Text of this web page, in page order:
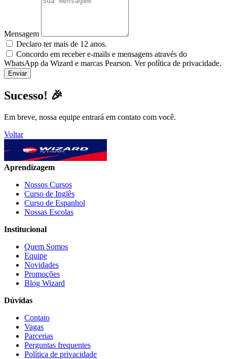
Mensagem
Declaro ter mais de 12 anos.
Concordo em receber e-mails e mensagens através do
WhatsApp da Wizard e marcas Pearson. Ver política de privacidade.
Sucesso! 🎉
Em breve, nossa equipe entrará em contato com você.
Voltar
Aprendizagem
Nossos Cursos
Curso de Inglês
Curso de Espanhol
Nossas Escolas
Institucional
Quem Somos
Equipe
Novidades
Promoções
Blog Wizard
Dúvidas
Contato
Vagas
Parcerias
Perguntas frequentes
Política de privacidade